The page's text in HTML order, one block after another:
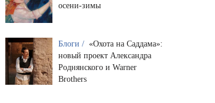
осени-зимы
Блоги / «Охота на Саддама»:
новый проект Александра
Роднянского и Warner
Brothers